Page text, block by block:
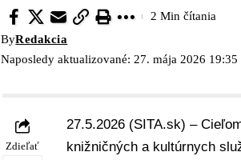
Naposledy aktualizované: 27. mája 2026 19:35
ByRedakcia
2 Min čítania
Zdieľať
27.5.2026 (SITA.sk) –
knižničných a kultúrnych